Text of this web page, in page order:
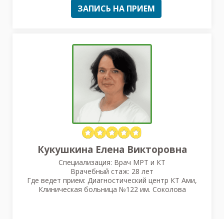
ЗАПИСЬ НА ПРИЕМ
Кукушкина Елена Викторовна
Специализация: Врач МРТ и КТ
Врачебный стаж: 28 лет
Где ведет прием: Диагностический центр КТ Ами,
Клиническая больница №122 им. Соколова